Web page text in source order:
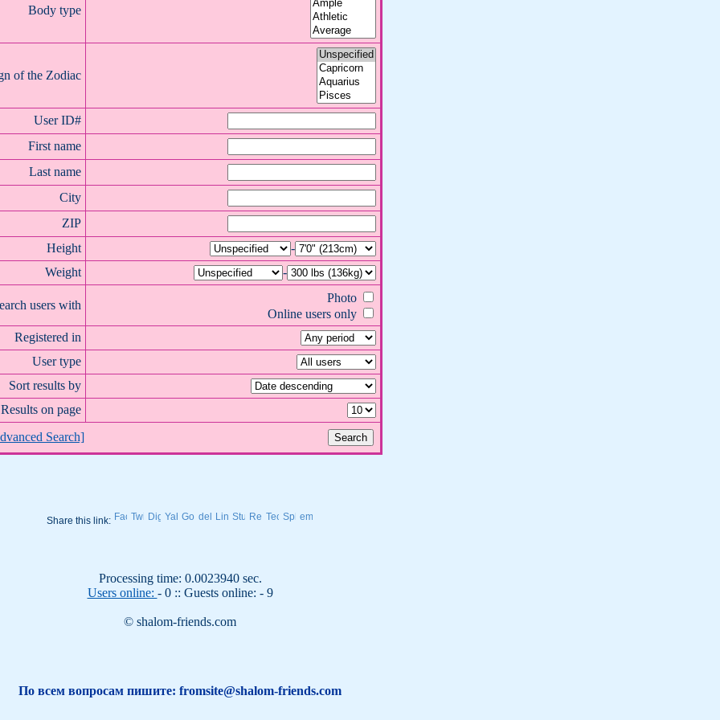
Body type
of the Zodiac
User ID#
First name
Last name
City
ZIP
Height
-
Weight
-
users with
Photo
Online users only
Registered in
User type
Sort results by
Results on page
Search]
Share this link:
Processing time: 0.0023940 sec.
Users online: - 0 :: Guests online: - 9
© shalom-friends.com
По всем вопросам пишите: fromsite@shalom-friends.com